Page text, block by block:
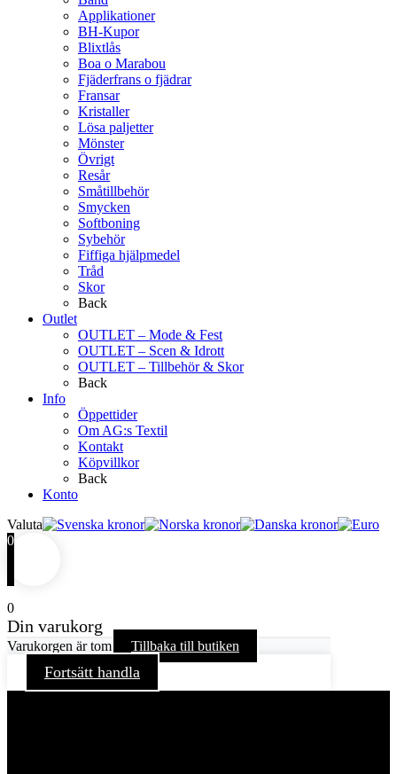
Applikationer
BH-Kupor
Blixtlås
Boa o Marabou
Fjäderfrans o fjädrar
Fransar
Kristaller
Lösa paljetter
Mönster
Övrigt
Resår
Småtillbehör
Smycken
Softboning
Sybehör
Fiffiga hjälpmedel
Tråd
Skor
Back
Outlet
OUTLET – Mode & Fest
OUTLET – Scen & Idrott
OUTLET – Tillbehör & Skor
Back
Info
Öppettider
Om AG:s Textil
Kontakt
Köpvillkor
Back
Konto
Valuta
0
0
Din varukorg
Varukorgen är tom Tillbaka till butiken
Fortsätt handla